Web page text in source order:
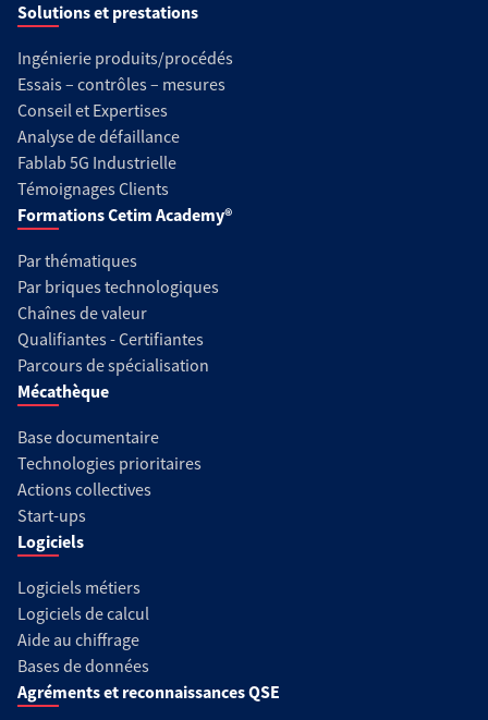
Solutions et prestations
Ingénierie produits/procédés
Essais – contrôles – mesures
Conseil et Expertises
Analyse de défaillance
Fablab 5G Industrielle
Témoignages Clients
Formations Cetim Academy®
Par thématiques
Par briques technologiques
Chaînes de valeur
Qualifiantes - Certifiantes
Parcours de spécialisation
Mécathèque
Base documentaire
Technologies prioritaires
Actions collectives
Start-ups
Logiciels
Logiciels métiers
Logiciels de calcul
Aide au chiffrage
Bases de données
Agréments et reconnaissances QSE